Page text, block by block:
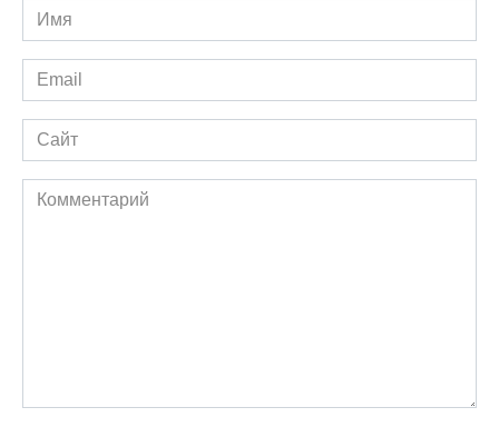
Имя
*
Email
*
Сайт
Комментарий